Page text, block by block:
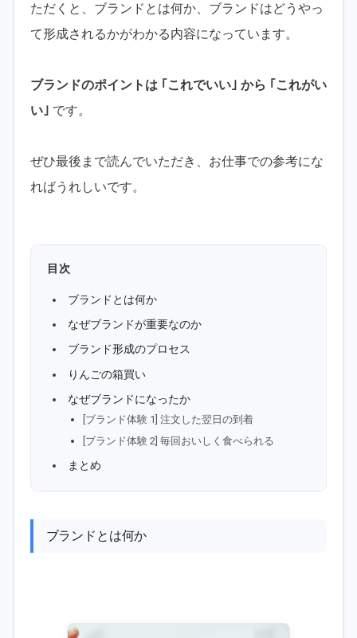
ただくと、ブランドとは何か、ブランドはどうやっ
て形成されるかがわかる内容になっています。
ブランドのポイントは ｢これでいい｣ から ｢これがい
い｣ です。
ぜひ最後まで読んでいただき、お仕事での参考にな
ればうれしいです。
目次
ブランドとは何か
なぜブランドが重要なのか
ブランド形成のプロセス
りんごの箱買い
なぜブランドになったか
[ブランド体験 1] 注文した翌日の到着
[ブランド体験 2] 毎回おいしく食べられる
まとめ
ブランドとは何か